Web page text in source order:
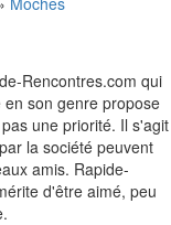
Rencontres.com qui
son genre propose
une priorité. Il s'agit
la société peuvent
amis. Rapide-
d'être aimé, peu